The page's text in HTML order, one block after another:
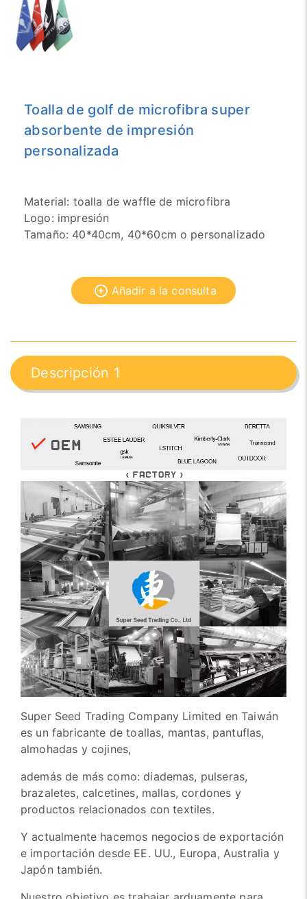
Toalla de golf de microfibra super
absorbente de impresión
personalizada
Material: toalla de waffle de microfibra
Logo: impresión
Tamaño: 40*40cm, 40*60cm o personalizado
Añadir a la consulta
Descripción 1
Super Seed Trading Company Limited en Taiwán
es un fabricante de toallas, mantas, pantuflas,
almohadas y cojines,
además de más como: diademas, pulseras,
brazaletes, calcetines, mallas, cordones y
productos relacionados con textiles.
Y actualmente hacemos negocios de exportación
e importación desde EE. UU., Europa, Australia y
Japón también.